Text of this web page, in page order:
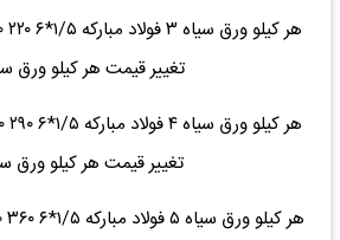
تغییر قیمت هر کیلو ورق
تغییر قیمت هر کیلو ورق